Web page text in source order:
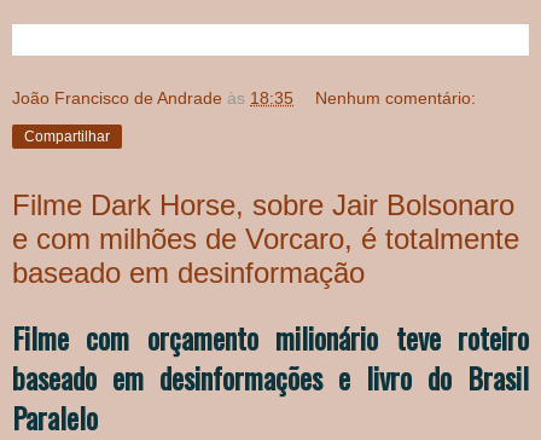
João Francisco de Andrade às 18:35 Nenhum comentário:
Compartilhar
Filme Dark Horse, sobre Jair Bolsonaro
e com milhões de Vorcaro, é totalmente
baseado em desinformação
Filme com orçamento milionário teve roteiro
baseado em desinformações e livro do Brasil
Paralelo